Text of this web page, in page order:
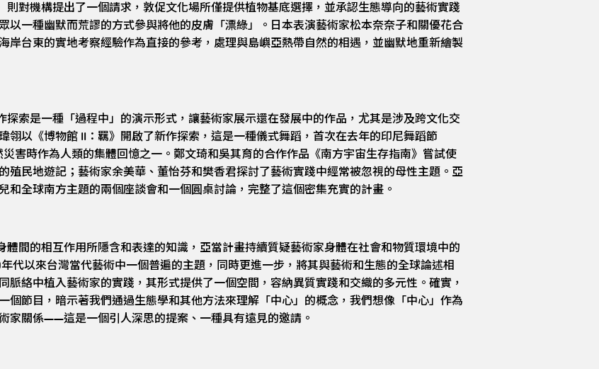
則對機構提出了一個請求，敦促文化場所僅提供植物基底選擇，並承認生態導向的藝術實踐
以一種幽默而荒謬的方式參與將他的皮膚「漂綠」。日本表演藝術家松本奈奈子和關優花合
岸台東的實地考察經驗作為直接的參考，處理與島嶼亞熱帶自然的相遇，並幽默地重新繪製
索是一種「過程中」的演示形式，讓藝術家展示還在發展中的作品，尤其是涉及跨文化交
翎以《博物館 II：羈》開啟了新作探索，這是一種儀式舞蹈，首次在去年的印尼舞蹈節
災害時作為人類的集體回憶之一。鄭文琦和吳其育的合作作品《南方宇宙生存指南》嘗試使
殖民地遊記；藝術家余美華、董怡芬和樊香君探討了藝術實踐中經常被忽視的母性主題。亞
和全球南方主題的兩個座談會和一個圓桌討論，完整了這個密集充實的計畫。
間的相互作用所隱含和表達的知識，亞當計畫持續質疑藝術家身體在社會和物質環境中的
代以來台灣當代藝術中一個普遍的主題，同時更進一步，將其與藝術和生態的全球論述相
脈絡中植入藝術家的實踐，其形式提供了一個空間，容納異質實踐和交織的多元性。確實，
個節目，暗示著我們通過生態學和其他方法來理解「中心」的概念，我們想像「中心」作為
家關係——這是一個引人深思的提案、一種具有遠見的邀請。